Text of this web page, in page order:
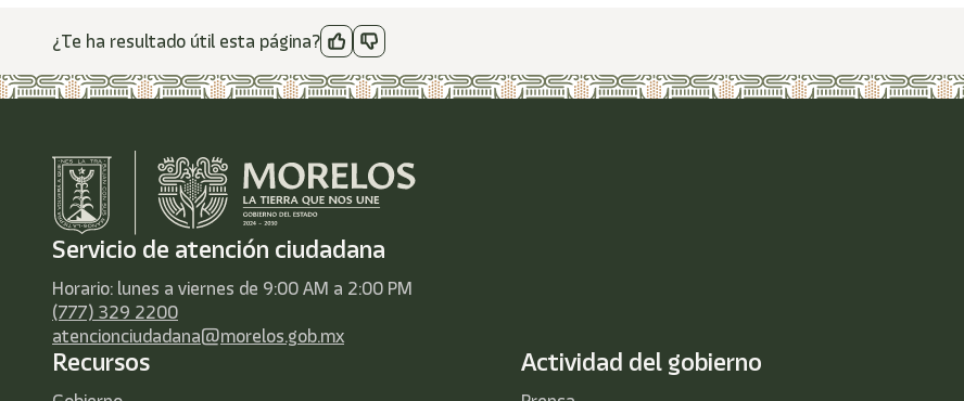
¿Te ha resultado útil esta página?
Servicio de atención ciudadana
Horario: lunes a viernes de 9:00 AM a 2:00 PM
(777) 329 2200
atencionciudadana@morelos.gob.mx
Recursos Actividad del gobierno